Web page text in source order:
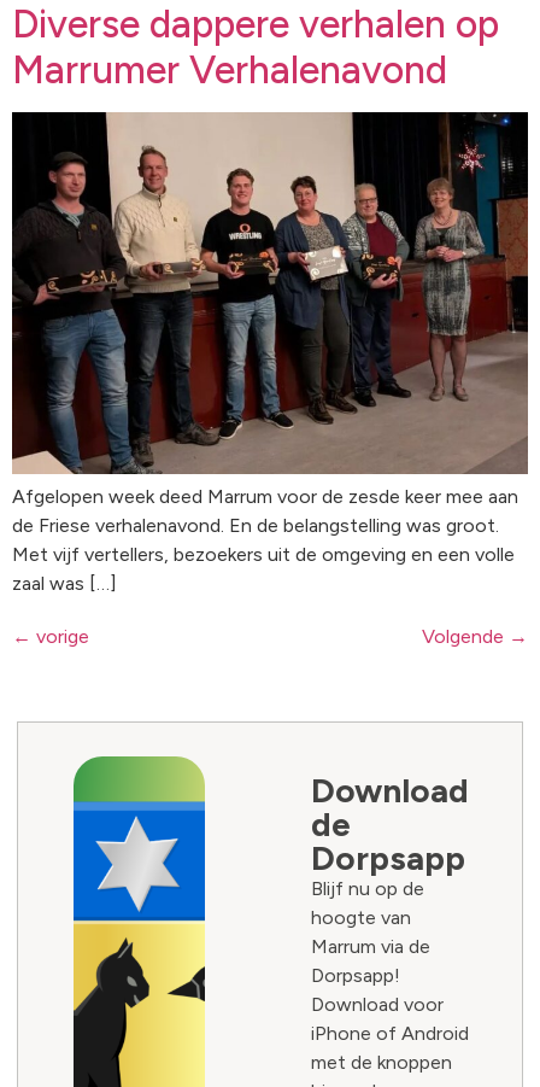
Diverse dappere verhalen op
Marrumer Verhalenavond
Afgelopen week deed Marrum voor de zesde keer mee aan
de Friese verhalenavond. En de belangstelling was groot.
Met vijf vertellers, bezoekers uit de omgeving en een volle
zaal was […]
← vorige Volgende →
Download
de
Dorpsapp
Blijf nu op de
hoogte van
Marrum via de
Dorpsapp!
Download voor
iPhone of Android
met de knoppen